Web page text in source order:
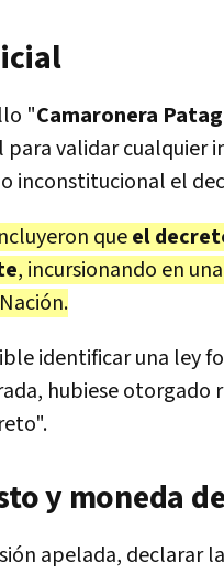
"Camaronera
validar cualquier
inconstitucional el
queel
, incursionando en
identificar una ley
hubiese otorgado
y moneda
apelada, declarar